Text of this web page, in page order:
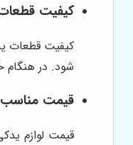
کیفیت
کیفیت قطعات
شود. در هنگام
قیمت مناسب
قیمت لوازم